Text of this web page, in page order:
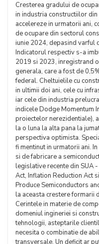
Cresterea gradului de
in industria constructiilor din
accelereze in urmatorii ani,
de ocupare din sectorul
iunie 2024, depasind varful
Indicatorul respectiv s-a
2019 si 2023, inregistrand
generala, care a fost de
federal. Cheltuielile cu
in ultimii doi ani, cele cu
iar cele din industria
indicele Dodge Momentum
proiectelor nerezidentiale),
la o luna la alta pana la
perspectiva optimista.
fi mentinut in urmatorii ani.
si de fabricare a
legislative recente din SUA
Act, Inflation Reduction Act
Produce Semiconductors
la aceasta crestere formarii
Cerintele in materie de
domeniul ingineriei si
tehnologii, asteptarile
necesita o combinatie de
transversale. Un deficit ar